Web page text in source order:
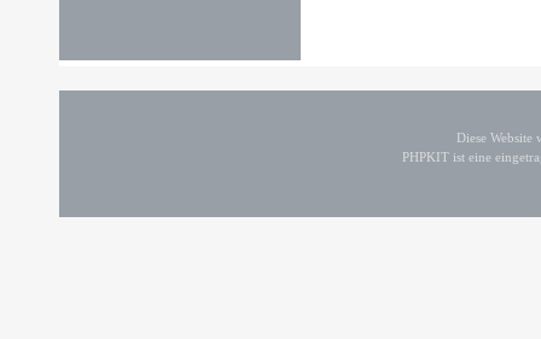
Diese
PHPKIT ist eine